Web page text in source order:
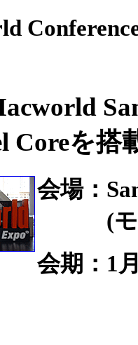
Coreを搭
会場：
(モス
会期：1